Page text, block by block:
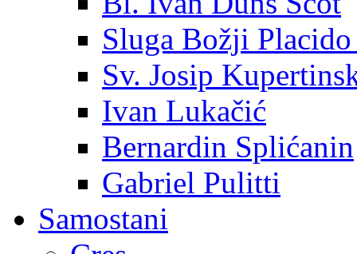
Sluga Božji Placido
Sv. Josip
Ivan Lukačić
Bernardin Splićanin
Gabriel Pulitti
Samostani